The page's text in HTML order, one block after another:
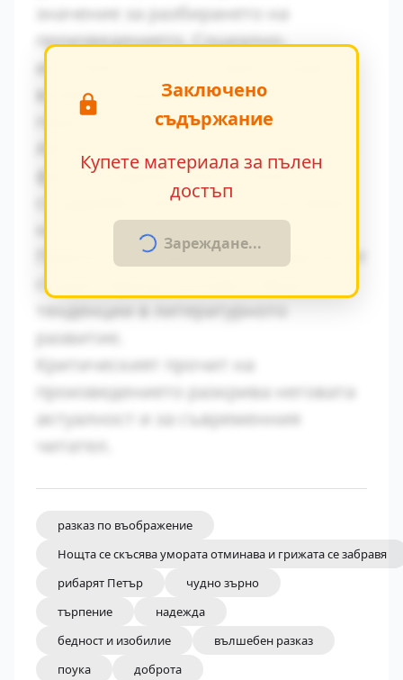
значение за разбирането на
произведението. Социално-
икономическите условия оказват
влияние върху поведението на
героите.
факти в художествения разказ,
създавайки автентична атмосфера
на епохата.
Паралелите с други произведения от
същия период показват общите
развитие.
Критическият прочит на
произведението разкрива неговата
актуалност и за съвременния
читател.
Заключено
съдържание
Купете материала за пълен
достъп
Зареждане...
разказ по въображение
Нощта се скъсява умората отминава и грижата се забравя
рибарят Петър
чудно зърно
търпение
надежда
бедност и изобилие
вълшебен разказ
поука
доброта